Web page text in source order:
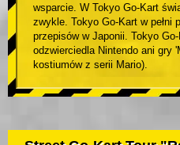
wsparcie. W Tokyo Go-Kart
zwykle. Tokyo Go-Kart w pełni
przepisów w Japonii. Tokyo
odzwierciedla Nintendo ani gry
kostiumów z serii Mario).